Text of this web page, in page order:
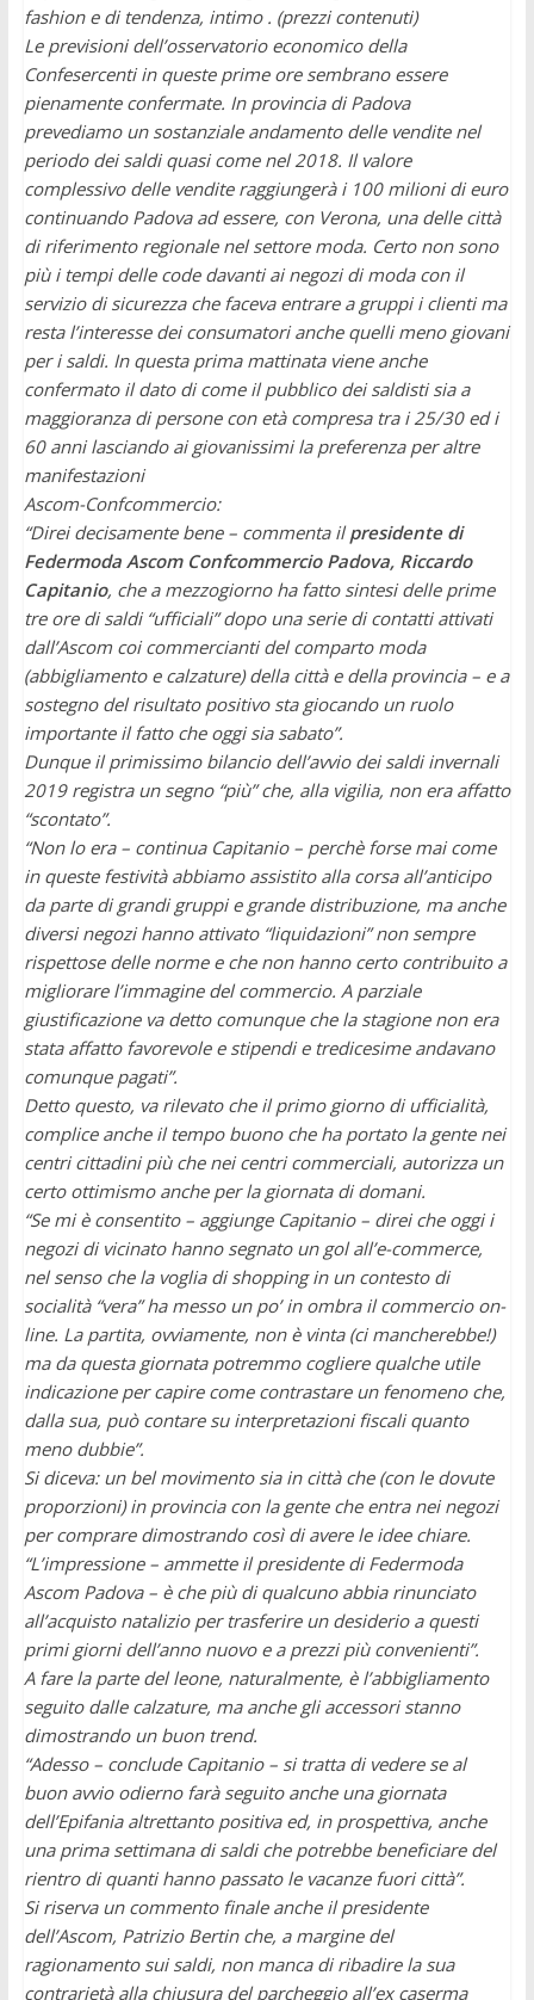
fashion e di tendenza, intimo . (prezzi contenuti)
Le previsioni dell’osservatorio economico della
Confesercenti in queste prime ore sembrano essere
pienamente confermate. In provincia di Padova
prevediamo un sostanziale andamento delle vendite nel
periodo dei saldi quasi come nel 2018. Il valore
complessivo delle vendite raggiungerà i 100 milioni di euro
continuando Padova ad essere, con Verona, una delle città
di riferimento regionale nel settore moda. Certo non sono
più i tempi delle code davanti ai negozi di moda con il
servizio di sicurezza che faceva entrare a gruppi i clienti ma
resta l’interesse dei consumatori anche quelli meno giovani
per i saldi. In questa prima mattinata viene anche
confermato il dato di come il pubblico dei saldisti sia a
maggioranza di persone con età compresa tra i 25/30 ed i
60 anni lasciando ai giovanissimi la preferenza per altre
manifestazioni
Ascom-Confcommercio:
“Direi decisamente bene – commenta il presidente di
Federmoda Ascom Confcommercio Padova, Riccardo
Capitanio, che a mezzogiorno ha fatto sintesi delle prime
tre ore di saldi “ufficiali” dopo una serie di contatti attivati
dall’Ascom coi commercianti del comparto moda
(abbigliamento e calzature) della città e della provincia – e a
sostegno del risultato positivo sta giocando un ruolo
importante il fatto che oggi sia sabato”.
Dunque il primissimo bilancio dell’avvio dei saldi invernali
2019 registra un segno “più” che, alla vigilia, non era affatto
“scontato”.
“Non lo era – continua Capitanio – perchè forse mai come
in queste festività abbiamo assistito alla corsa all’anticipo
da parte di grandi gruppi e grande distribuzione, ma anche
diversi negozi hanno attivato “liquidazioni” non sempre
rispettose delle norme e che non hanno certo contribuito a
migliorare l’immagine del commercio. A parziale
giustificazione va detto comunque che la stagione non era
stata affatto favorevole e stipendi e tredicesime andavano
comunque pagati”.
Detto questo, va rilevato che il primo giorno di ufficialità,
complice anche il tempo buono che ha portato la gente nei
centri cittadini più che nei centri commerciali, autorizza un
certo ottimismo anche per la giornata di domani.
“Se mi è consentito – aggiunge Capitanio – direi che oggi i
negozi di vicinato hanno segnato un gol all’e-commerce,
nel senso che la voglia di shopping in un contesto di
socialità “vera” ha messo un po’ in ombra il commercio on-
line. La partita, ovviamente, non è vinta (ci mancherebbe!)
ma da questa giornata potremmo cogliere qualche utile
indicazione per capire come contrastare un fenomeno che,
dalla sua, può contare su interpretazioni fiscali quanto
meno dubbie”.
Si diceva: un bel movimento sia in città che (con le dovute
proporzioni) in provincia con la gente che entra nei negozi
per comprare dimostrando così di avere le idee chiare.
“L’impressione – ammette il presidente di Federmoda
Ascom Padova – è che più di qualcuno abbia rinunciato
all’acquisto natalizio per trasferire un desiderio a questi
primi giorni dell’anno nuovo e a prezzi più convenienti”.
A fare la parte del leone, naturalmente, è l’abbigliamento
seguito dalle calzature, ma anche gli accessori stanno
dimostrando un buon trend.
“Adesso – conclude Capitanio – si tratta di vedere se al
buon avvio odierno farà seguito anche una giornata
dell’Epifania altrettanto positiva ed, in prospettiva, anche
una prima settimana di saldi che potrebbe beneficiare del
rientro di quanti hanno passato le vacanze fuori città”.
Si riserva un commento finale anche il presidente
dell’Ascom, Patrizio Bertin che, a margine del
ragionamento sui saldi, non manca di ribadire la sua
contrarietà alla chiusura del parcheggio all’ex caserma